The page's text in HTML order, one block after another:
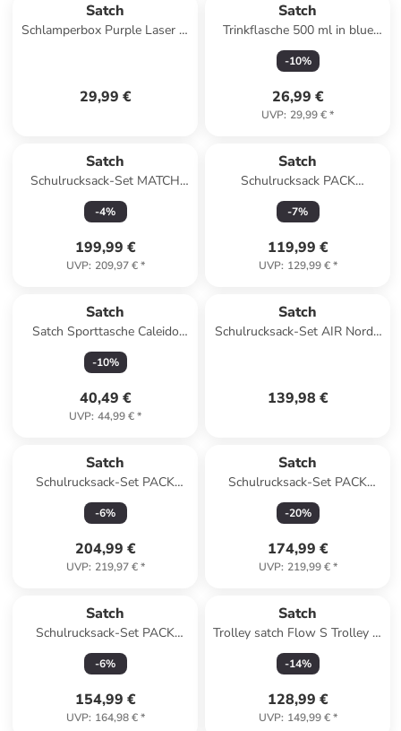
Satch
Schlamperbox Purple Laser in
29,99 €
Satch
Trinkflasche 500 ml in blue
graffiti
-10%
26,99 €
UVP: 29,99 €*
Satch
Schulrucksack-Set MATCH
PLUS "Ocean Mint" 3-tlg. in
Blau
-4%
199,99 €
UVP: 209,97 €*
Satch
Schulrucksack PACK
Troublemaker, Kollektion
2021 in Blau
-7%
119,99 €
UVP: 129,99 €*
Satch
Satch Sporttasche Caleido
Blue
-10%
40,49 €
UVP: 44,99 €*
Satch
Schulrucksack-Set AIR Nordic
139,98 €
Satch
Schulrucksack-Set PACK
Purple Laser 3teilig in Lila
-6%
204,99 €
UVP: 219,97 €*
Satch
Schulrucksack-Set PACK
"Fearless Pink" 3-teilig in Pink
-20%
174,99 €
UVP: 219,99 €*
Satch
Schulrucksack-Set PACK
Coral Reef 2-teilig in
Blau/Rosa
-6%
154,99 €
UVP: 164,98 €*
Satch
Trolley satch Flow S Trolley in
Tropic Blue
-14%
128,99 €
UVP: 149,99 €*